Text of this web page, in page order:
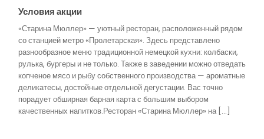
Условия акции
«Старина Мюллер» — уютный ресторан, расположенный рядом
со станцией метро «Пролетарская». Здесь представлено
разнообразное меню традиционной немецкой кухни: колбаски,
рулька, бургеры и не только. Также в заведении можно отведать
копченое мясо и рыбу собственного производства — ароматные
деликатесы, достойные отдельной дегустации. Вас точно
порадует обширная барная карта с большим выбором
качественных напитков.Ресторан «Старина Мюллер» на […]